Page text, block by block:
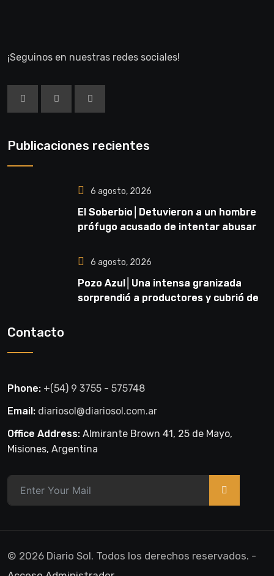
¡Seguinos en nuestras redes sociales!
Publicaciones recientes
6 agosto, 2026
El Soberbio│Detuvieron a un hombre
prófugo acusado de intentar abusar
6 agosto, 2026
Pozo Azul│Una intensa granizada
sorprendió a productores y cubrió de
Contacto
Phone: +(54) 9 3755 - 575748
Email: diariosol@diariosol.com.ar
Office Address: Almirante Brown 41, 25 de Mayo,
Misiones, Argentina
>
© 2026 Diario Sol. Todos los derechos reservados. -